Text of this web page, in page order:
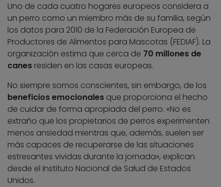
Uno de cada cuatro hogares europeos considera a
un perro como un miembro más de su familia, según
los datos para 2010 de la Federación Europea de
Productores de Alimentos para Mascotas (FEDIAF). La
organización estima que cerca de 70 millones de
canes residen en las casas europeas.
No siempre somos conscientes, sin embargo, de los
beneficios emocionales que proporciona el hecho
de cuidar de forma apropiada del perro. «No es
extraño que los propietarios de perros experimenten
menos ansiedad mientras que, además, suelen ser
más capaces de recuperarse de las situaciones
estresantes vividas durante la jornada», explican
desde el Instituto Nacional de Salud de Estados
Unidos.